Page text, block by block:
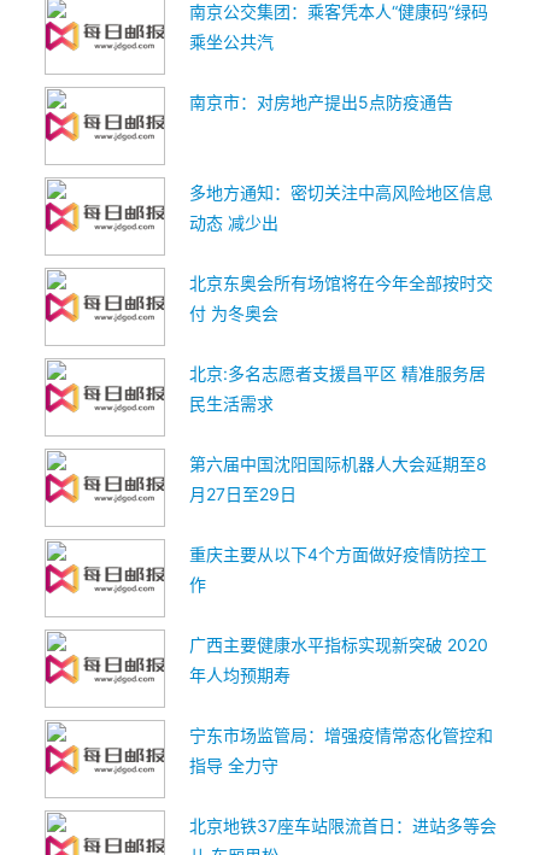
南京公交集团：乘客凭本人“健康码”绿码
乘坐公共汽
南京市：对房地产提出5点防疫通告
多地方通知：密切关注中高风险地区信息
动态 减少出
北京东奥会所有场馆将在今年全部按时交
付 为冬奥会
北京:多名志愿者支援昌平区 精准服务居
民生活需求
第六届中国沈阳国际机器人大会延期至8
月27日至29日
重庆主要从以下4个方面做好疫情防控工
作
广西主要健康水平指标实现新突破 2020
年人均预期寿
宁东市场监管局：增强疫情常态化管控和
指导 全力守
北京地铁37座车站限流首日：进站多等会